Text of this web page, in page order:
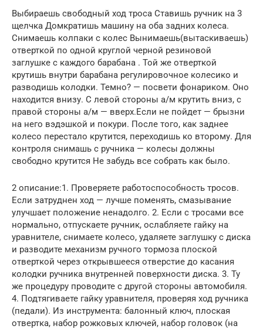
Выбираешь свободный ход троса Ставишь ручник на 3
щелчка Домкратишь машину на оба задних колеса.
Снимаешь колпаки с колес Вынимаешь(вытаскиваешь)
отверткой по одной круглой черной резиновой
заглушке с каждого барабана . Той же отверткой
крутишь внутри барабана регулировочное колесико и
разводишь колодки. Темно? — посвети фонариком. Оно
находится внизу. С левой стороны а/м крутить вниз, с
правой стороны а/м — вверх.Если не пойдет — брызни
на него вэдэшкой и покури. После того, как заднее
колесо перестало крутится, переходишь ко второму. Для
контроля снимашь с ручника — колесы должны
свободно крутится Не забудь все собрать как было.
2 описание:1. Проверяете работоспособность тросов.
Если затруднен ход — лучше поменять, смазывание
улучшает положение ненадолго. 2. Если с тросами все
нормально, отпускаете ручник, ослабляете гайку на
уравнителе, снимаете колесо, удаляете заглушку с диска
и разводите механизм ручного тормоза плоской
отверткой через открывшееся отверстие до касания
колодки ручника внутренней поверхности диска. 3. Ту
же процедуру проводите с другой стороны автомобиля.
4. Подтягиваете гайку уравнителя, проверяя ход ручника
(педали). Из инструмента: балонный ключ, плоская
отвертка, набор рожковых ключей, набор головок (на